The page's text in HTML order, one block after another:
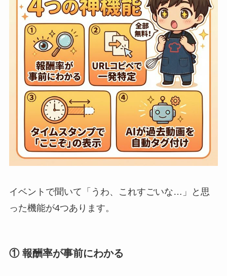
イベントで聞いて「うわ、これすごいな…」と思
った機能が4つあります。
① 報酬率が事前にわかる